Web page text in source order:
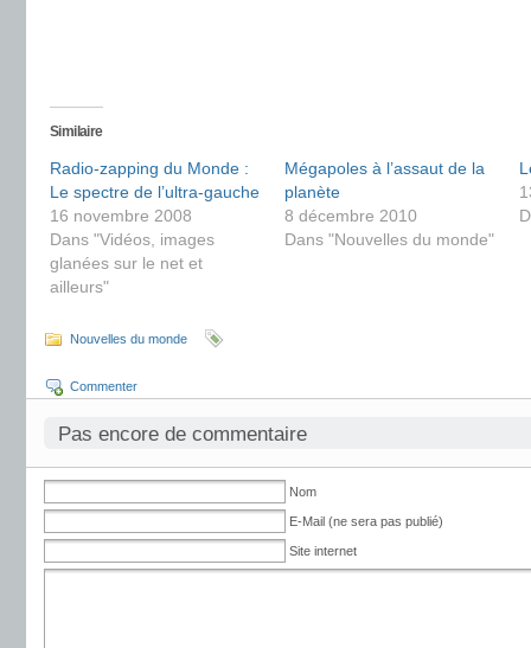
Similaire
Radio-zapping du Monde :
Le spectre de l’ultra-gauche
16 novembre 2008
Dans "Vidéos, images
glanées sur le net et
ailleurs"
Mégapoles à l’assaut de la
planète
8 décembre 2010
Dans "Nouvelles du monde"
Nouvelles du monde
Commenter
Pas encore de commentaire
Nom
E-Mail (ne sera pas publié)
Site internet